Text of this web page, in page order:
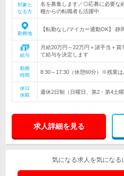
対象と
なる方
名を募集します／◎応募に必要な
種からの転職者も活躍中
勤務地
【転勤なし/マイカー通勤OK】
給与
月給20万円～22万円＋諸手当＋
て給与を決定します
勤務
時間
8:30～17:30（休憩60分）※残業は
休日
休暇
週休2日制（日曜日、第2・第4土
求人詳細を見る
気になる求人を気になる